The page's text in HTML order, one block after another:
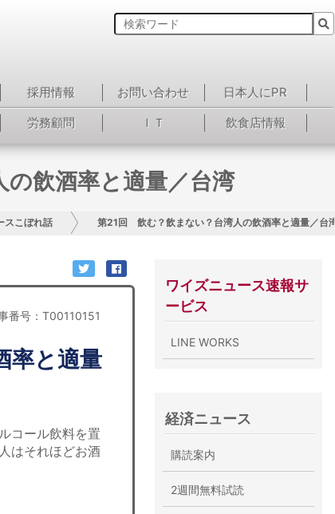
採用情報 お問い合わせ
日本人にPR
労務顧問 ＩＴ 飲食店情報
飲酒率と適量／台湾
スこぼれ話 第21回 飲む？飲まない？台湾人の飲酒率と適量／台湾
番号：T00110151
率と適量
コール飲料を置
はそれほどお酒
ワイズニュース速報サ
ービス
LINE WORKS
経済ニュース
購読案内
2週間無料試読